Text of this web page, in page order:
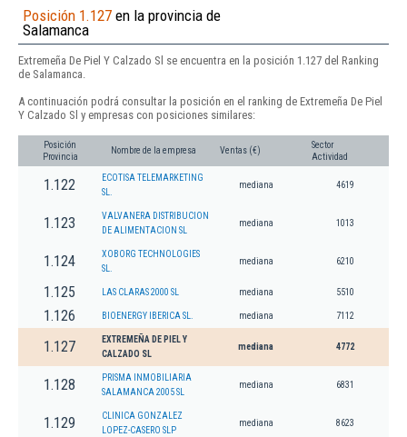
Posición 1.127 en la provincia de
Salamanca
Extremeña De Piel Y Calzado Sl se encuentra en la posición 1.127 del Ranking
de Salamanca.
A continuación podrá consultar la posición en el ranking de Extremeña De Piel
Y Calzado Sl y empresas con posiciones similares:
Posición
Provincia
Nombre de la empresa Ventas (€)
Sector
Actividad
1.122
ECOTISA TELEMARKETING
SL.
mediana 4619
1.123
VALVANERA DISTRIBUCION
DE ALIMENTACION SL
mediana 1013
1.124
XOBORG TECHNOLOGIES
SL.
mediana 6210
1.125 LAS CLARAS 2000 SL mediana 5510
1.126 BIOENERGY IBERICA SL. mediana 7112
1.127
EXTREMEÑA DE PIEL Y
CALZADO SL
mediana 4772
1.128
PRISMA INMOBILIARIA
SALAMANCA 2005 SL
mediana 6831
1.129
CLINICA GONZALEZ
LOPEZ-CASERO SLP
mediana 8623